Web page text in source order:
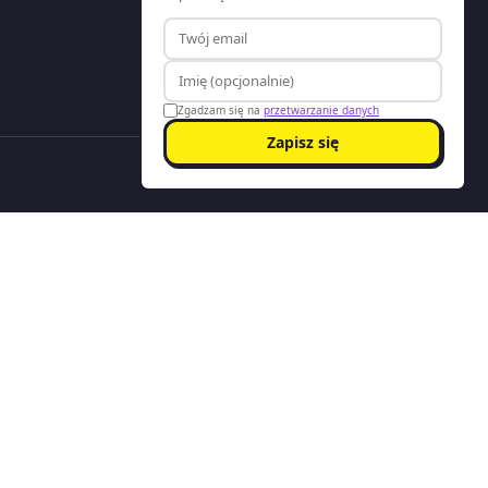
Zgadzam się na przetwarzanie danych
Zapisz się